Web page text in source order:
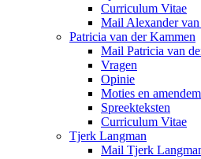
Curriculum Vitae
Mail Alexander
Patricia van der Kammen
Mail Patricia van
Vragen
Opinie
Moties en
Spreekteksten
Curriculum Vitae
Tjerk Langman
Mail Tjerk